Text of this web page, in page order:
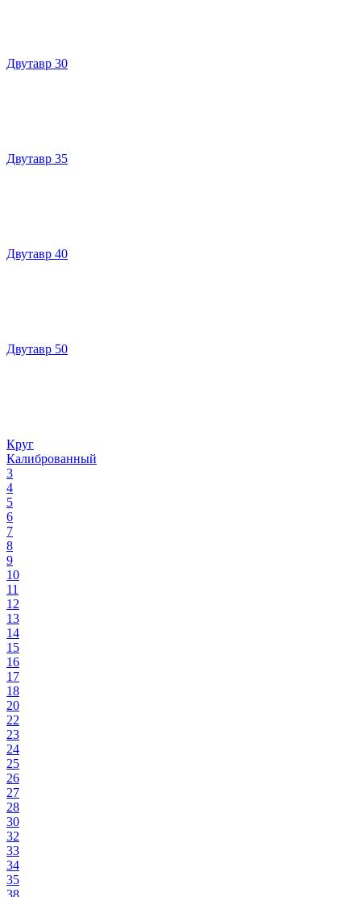
Двутавр 30
Двутавр 35
Двутавр 40
Двутавр 50
Круг
Калиброванный
3
4
5
6
7
8
9
10
11
12
13
14
15
16
17
18
20
22
23
24
25
26
27
28
30
32
33
34
35
38